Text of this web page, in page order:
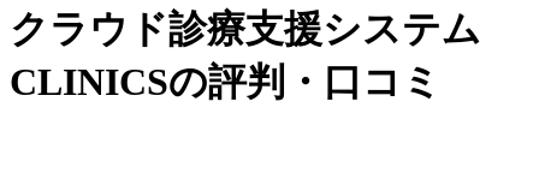
クラウド診療支援システム
CLINICSの評判・口コミ